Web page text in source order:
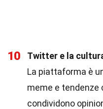
10
Twitter e la
La piattaforma è
meme e tendenze
condividono